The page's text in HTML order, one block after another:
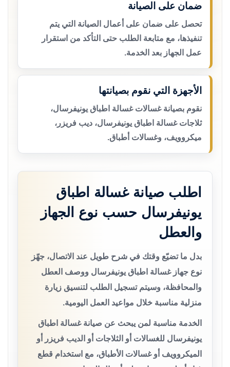
ضمان على الصيانة
تحصل على ضمان على أعمال الصيانة التي يتم
تنفيذها، مع متابعة الطلب حتى التأكد من استقرار
عمل الجهاز بعد الخدمة.
الأجهزة التي نقوم بصيانتها
نقوم بصيانة غسالات غسالة اطباق يونيفرسال،
ثلاجات غسالة اطباق يونيفرسال، ديب فريزر،
ميكروويف، وغسالات أطباق.
اطلب صيانة غسالة اطباق
يونيفرسال حسب نوع الجهاز
والعطل
بدل ما تضيّع وقتك في شرح طويل عند الاتصال، جهّز
نوع جهاز غسالة اطباق يونيفرسال ووصف العطل
والمحافظة، وسيتم تسجيل الطلب لتنسيق زيارة
منزلية مناسبة خلال مواعيد العمل اليومية.
الخدمة مناسبة لمن يبحث عن صيانة غسالة اطباق
يونيفرسال للغسالات أو الثلاجات أو الديب فريزر أو
الميكروويف أو غسالات الأطباق، مع استخدام قطع